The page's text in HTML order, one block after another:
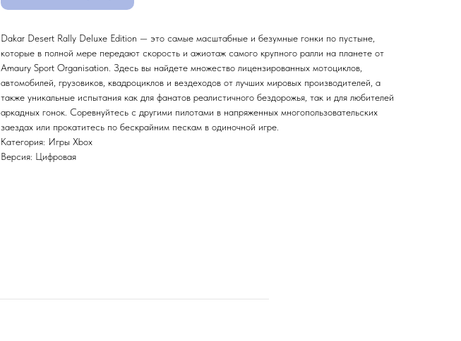
Dakar Desert Rally Deluxe Edition — это самые масштабные и безумные гонки по пустыне,
которые в полной мере передают скорость и ажиотаж самого крупного ралли на планете от
Amaury Sport Organisation. Здесь вы найдете множество лицензированных мотоциклов,
автомобилей, грузовиков, квадроциклов и вездеходов от лучших мировых производителей, а
также уникальные испытания как для фанатов реалистичного бездорожья, так и для любителей
аркадных гонок. Соревнуйтесь с другими пилотами в напряженных многопользовательских
заездах или прокатитесь по бескрайним пескам в одиночной игре.
Категория: Игры Xbox
Версия: Цифровая